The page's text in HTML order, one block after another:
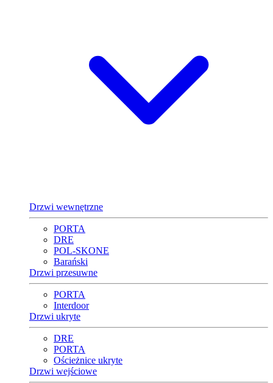
Drzwi wewnętrzne
PORTA
DRE
POL-SKONE
Barański
Drzwi przesuwne
PORTA
Interdoor
Drzwi ukryte
DRE
PORTA
Ościeżnice ukryte
Drzwi wejściowe